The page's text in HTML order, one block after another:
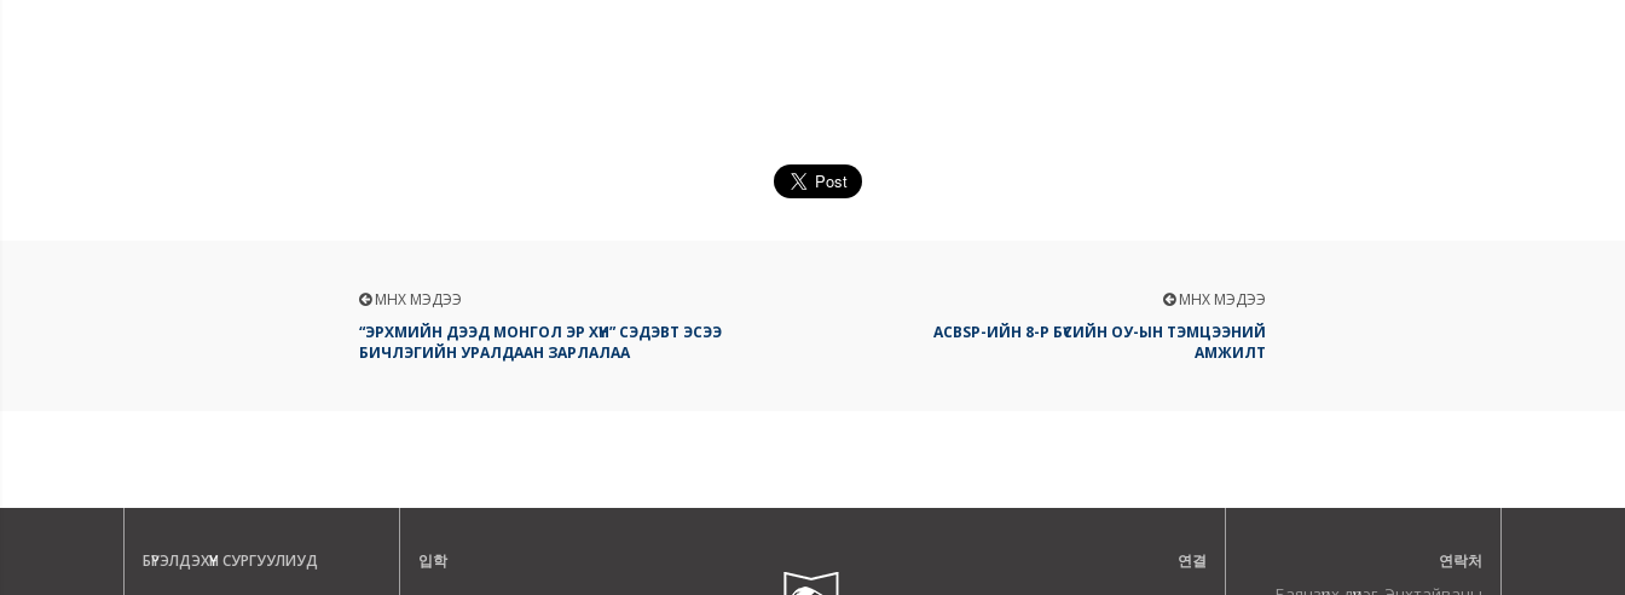
ӨМНӨХ МЭДЭЭ
“ЭРХМИЙН ДЭЭД МОНГОЛ ЭР ХҮН” СЭДЭВТ ЭСЭЭ
БИЧЛЭГИЙН УРАЛДААН ЗАРЛАЛАА
ӨМНӨХ МЭДЭЭ
ACBSP-ИЙН 8-Р БҮСИЙН ОУ-ЫН ТЭМЦЭЭНИЙ
АМЖИЛТ
БҮРЭЛДЭХҮҮН СУРГУУЛИУД 입학 연결 연락처